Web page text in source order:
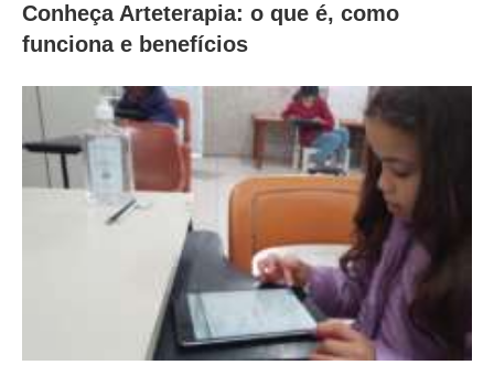
Conheça Arteterapia: o que é, como
funciona e benefícios